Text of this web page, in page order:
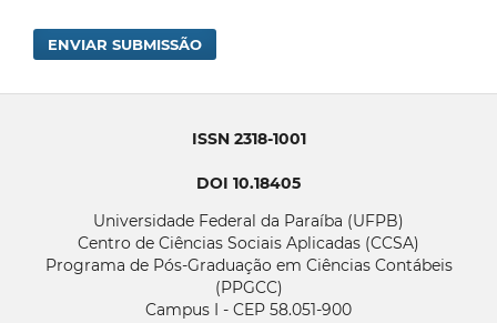
ENVIAR SUBMISSÃO
ISSN 2318-1001
DOI 10.18405
Universidade Federal da Paraíba (UFPB)
Centro de Ciências Sociais Aplicadas (CCSA)
Programa de Pós-Graduação em Ciências Contábeis
(PPGCC)
Campus I - CEP 58.051-900